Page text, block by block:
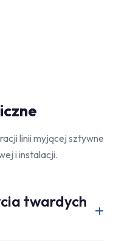
linii myjącej sztywne
i instalacji.
twardych